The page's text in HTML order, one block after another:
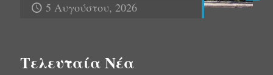
5 Αυγούστου, 2026
Τελευταία Νέα